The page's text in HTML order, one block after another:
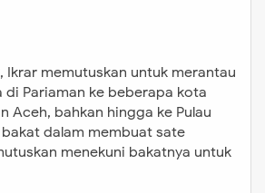
Ikrar memutuskan untuk merantau
di Pariaman ke beberapa kota
Aceh, bahkan hingga ke Pulau
dalam membuat sate
menekuni bakatnya untuk